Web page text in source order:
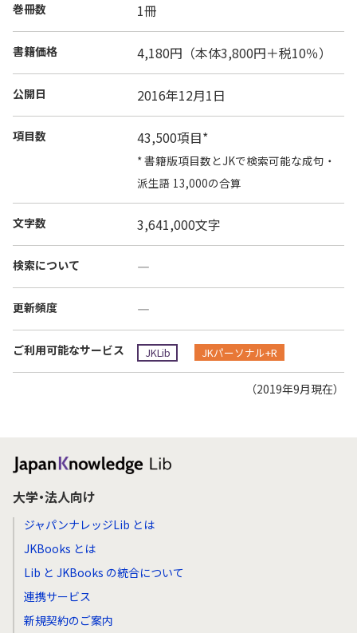
巻冊数 1冊
書籍価格 4,180円（本体3,800円＋税10％）
公開日 2016年12月1日
項目数 43,500項目*
* 書籍版項目数とJKで検索可能な成句・
派生語 13,000の合算
文字数 3,641,000文字
検索について ―
更新頻度 ―
ご利用可能なサービス JKLib JKパーソナル+R
（2019年9月現在）
大学・法人向け
ジャパンナレッジLib とは
JKBooks とは
Lib と JKBooks の統合について
連携サービス
新規契約のご案内